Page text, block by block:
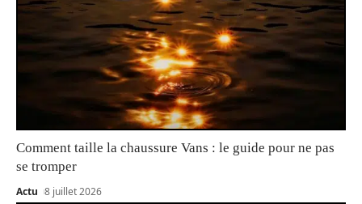
Comment taille la chaussure Vans : le guide pour ne pas
se tromper
Actu 8 juillet 2026